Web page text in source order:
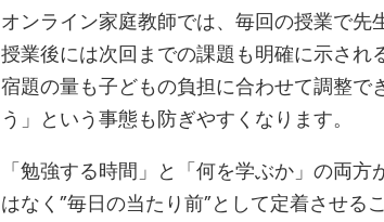
オンライン家庭教師では、毎回の授業で先
授業後には次回までの課題も明確に示され
宿題の量も子どもの負担に合わせて調整
う」という事態も防ぎやすくなります。
「勉強する時間」と「何を学ぶか」の両
はなく”毎日の当たり前”として定着させる